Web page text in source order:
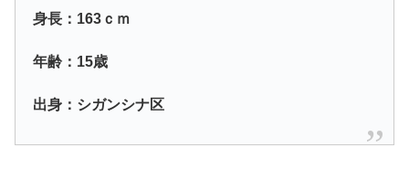
身長：163ｃｍ
年齢：15歳
出身：シガンシナ区